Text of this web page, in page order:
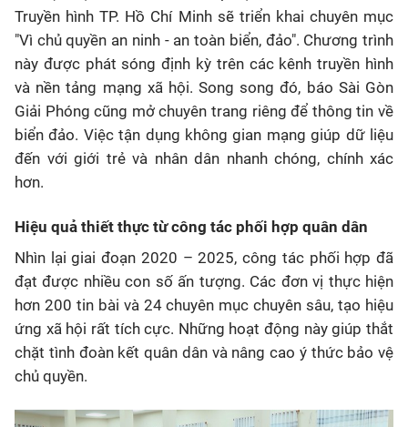
Truyền hình TP. Hồ Chí Minh sẽ triển khai chuyên mục
"Vì chủ quyền an ninh - an toàn biển, đảo". Chương trình
này được phát sóng định kỳ trên các kênh truyền hình
và nền tảng mạng xã hội. Song song đó, báo Sài Gòn
Giải Phóng cũng mở chuyên trang riêng để thông tin về
biển đảo. Việc tận dụng không gian mạng giúp dữ liệu
đến với giới trẻ và nhân dân nhanh chóng, chính xác
hơn.
Hiệu quả thiết thực từ công tác phối hợp quân dân
Nhìn lại giai đoạn 2020 – 2025, công tác phối hợp đã
đạt được nhiều con số ấn tượng. Các đơn vị thực hiện
hơn 200 tin bài và 24 chuyên mục chuyên sâu, tạo hiệu
ứng xã hội rất tích cực. Những hoạt động này giúp thắt
chặt tình đoàn kết quân dân và nâng cao ý thức bảo vệ
chủ quyền.